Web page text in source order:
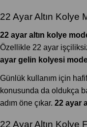
22 Ayar Altın Kolye
22 ayar altın kolye
Özellikle 22 ayar
ayar gelin kolyesi
Günlük kullanım için
konusunda da oldukça
adım öne çıkar. 22 ayar
22 Ayar Altın Kolye